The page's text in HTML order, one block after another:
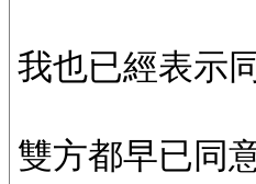
我也已經表示
雙方都早已同